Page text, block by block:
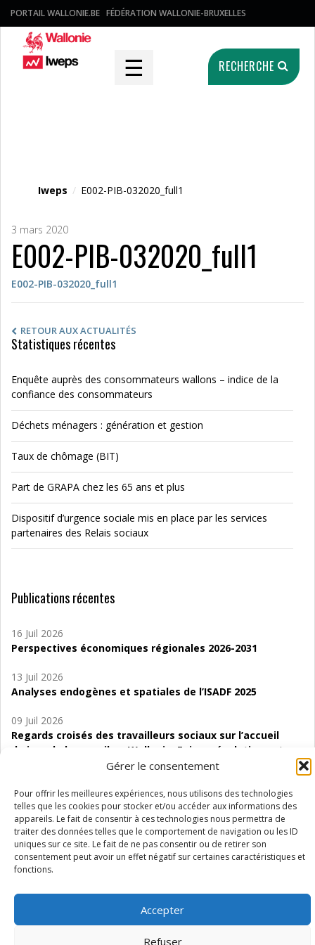
Gérer le consentement
Pour offrir les meilleures expériences, nous utilisons des technologies
telles que les cookies pour stocker et/ou accéder aux informations des
appareils. Le fait de consentir à ces technologies nous permettra de
traiter des données telles que le comportement de navigation ou les ID
uniques sur ce site. Le fait de ne pas consentir ou de retirer son
consentement peut avoir un effet négatif sur certaines caractéristiques et
fonctions.
Accepter
Refuser
PORTAIL WALLONIE.BE FÉDÉRATION WALLONIE-BRUXELLES
☰ RECHERCHE
Iweps / E002-PIB-032020_full1
3 mars 2020
E002-PIB-032020_full1
E002-PIB-032020_full1
RETOUR AUX ACTUALITÉS
Statistiques récentes
Enquête auprès des consommateurs wallons – indice de la
confiance des consommateurs
Déchets ménagers : génération et gestion
Taux de chômage (BIT)
Part de GRAPA chez les 65 ans et plus
Dispositif d’urgence sociale mis en place par les services
partenaires des Relais sociaux
Publications récentes
16 Juil 2026
Perspectives économiques régionales 2026-2031
13 Juil 2026
Analyses endogènes et spatiales de l’ISADF 2025
09 Juil 2026
Regards croisés des travailleurs sociaux sur l’accueil
de jour de bas seuil en Wallonie. Enjeux, évolutions et
06 Juil 2026
Étude d’évaluabilité des Structures
d’accompagnement à l’autocréation d’emploi (SAACE)
01 Juil 2026
Pénurie du personnel infirmier :quels indicateurs
Wallonie ?